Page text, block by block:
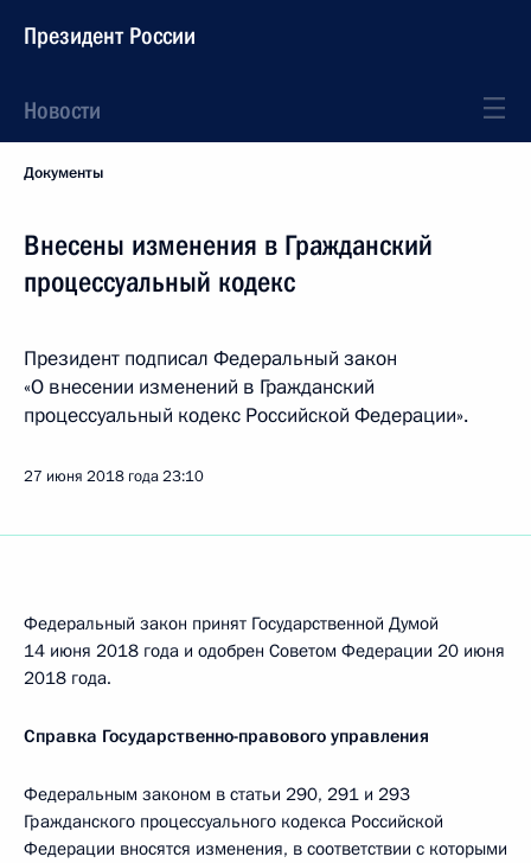
Президент России
Новости
Документы
Внесены изменения в Гражданский
процессуальный кодекс
Президент подписал Федеральный закон
«О внесении изменений в Гражданский
процессуальный кодекс Российской Федерации».
27 июня 2018 года23:10
Федеральный закон принят Государственной Думой
14 июня 2018 года и одобрен Советом Федерации 20 июня
2018 года.
Справка Государственно-правового управления
Федеральным законом в статьи 290, 291 и 293
Гражданского процессуального кодекса Российской
Федерации вносятся изменения, в соответствии с которыми